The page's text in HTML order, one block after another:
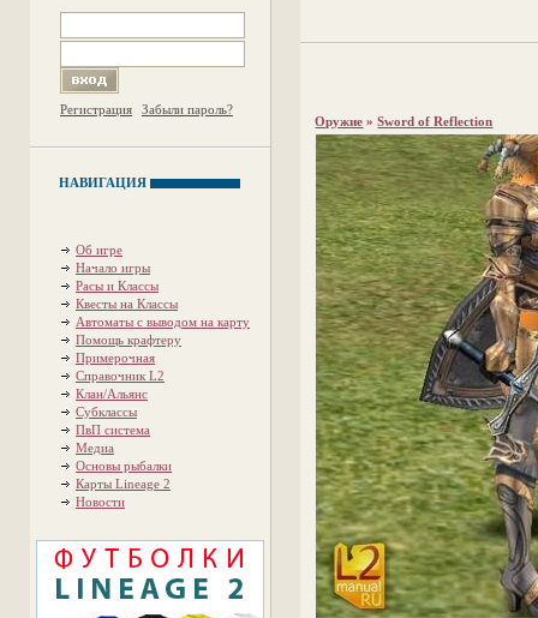
Регистрация Забыли пароль?
НАВИГАЦИЯ
Об игре
Начало игры
Расы и Классы
Квесты на Классы
Автоматы с выводом на карту
Помощь крафтеру
Примерочная
Справочник L2
Клан/Альянс
Субклассы
ПвП система
Медиа
Основы рыбалки
Карты Lineage 2
Новости
Оружие »Sword of Reflection